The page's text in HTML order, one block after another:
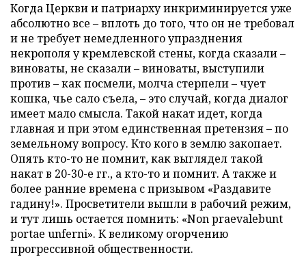
Когда Церкви и патриарху инкриминируется уже
абсолютно все – вплоть до того, что он не требовал
и не требует немедленного упразднения
некрополя у кремлевской стены, когда сказали –
виноваты, не сказали – виноваты, выступили
против – как посмели, молча стерпели – чует
кошка, чье сало съела, – это случай, когда диалог
имеет мало смысла. Такой накат идет, когда
главная и при этом единственная претензия – по
земельному вопросу. Кто кого в землю закопает.
Опять кто-то не помнит, как выглядел такой
накат в 20-30-е гг., а кто-то и помнит. А также и
более ранние времена с призывом «Раздавите
гадину!». Просветители вышли в рабочий режим,
и тут лишь остается помнить: «Non praevalebunt
portae unferni». К великому огорчению
прогрессивной общественности.